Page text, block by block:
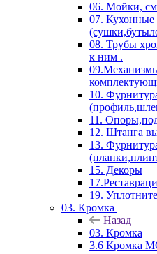
06. Мойки,
07. Кухонные
08. Трубы
к ним .
10.
11.
12. Штанга
13.
15. Декоры
19.
03. Кромка
Назад
03. Кромка
3.6 Кромка